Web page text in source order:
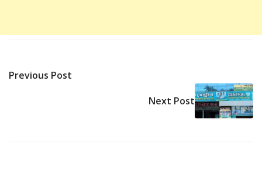
Previous Post
Next Post